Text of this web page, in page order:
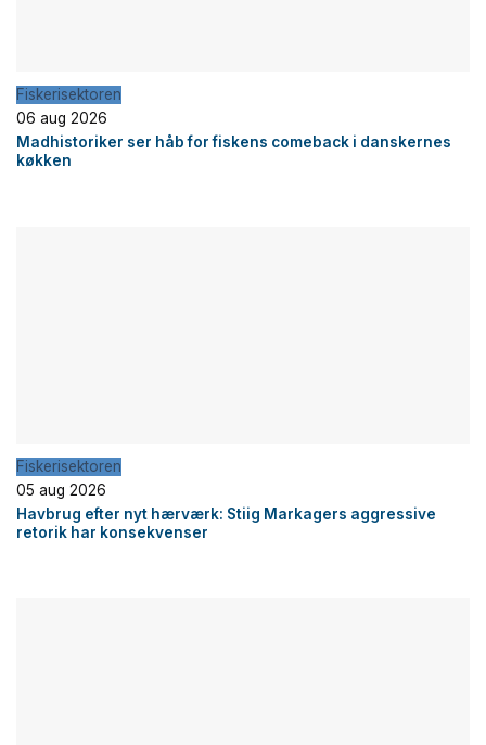
Fiskerisektoren
06 aug 2026
Madhistoriker ser håb for fiskens comeback i danskernes
køkken
Fiskerisektoren
05 aug 2026
Havbrug efter nyt hærværk: Stiig Markagers aggressive
retorik har konsekvenser